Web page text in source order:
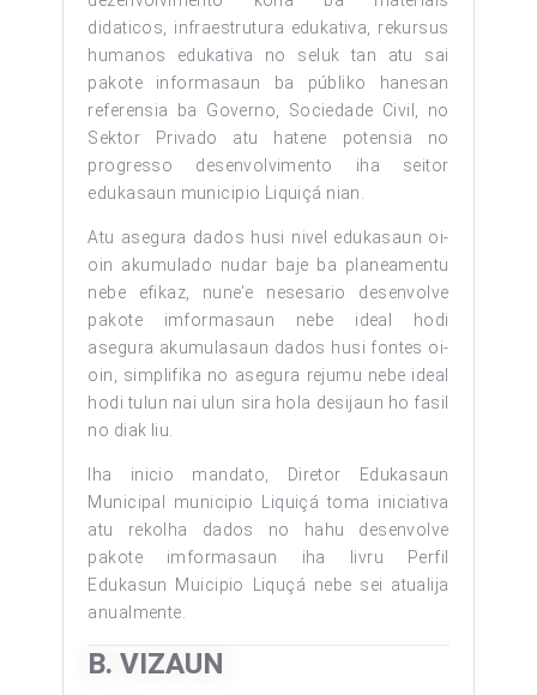
didaticos, infraestrutura edukativa, rekursus
humanos edukativa no seluk tan atu sai
pakote informasaun ba públiko hanesan
referensia ba Governo, Sociedade Civil, no
Sektor Privado atu hatene potensia no
progresso desenvolvimento iha seitor
edukasaun municipio Liquiçá nian.
Atu asegura dados husi nivel edukasaun oi-
oin akumulado nudar baje ba planeamentu
nebe efikaz, nune’e nesesario desenvolve
pakote imformasaun nebe ideal hodi
asegura akumulasaun dados husi fontes oi-
oin, simplifika no asegura rejumu nebe ideal
hodi tulun nai ulun sira hola desijaun ho fasil
no diak liu.
Iha inicio mandato, Diretor Edukasaun
Municipal municipio Liquiçá toma iniciativa
atu rekolha dados no hahu desenvolve
pakote imformasaun iha livru Perfil
Edukasun Muicipio Liquçá nebe sei atualija
anualmente.
B. VIZAUN